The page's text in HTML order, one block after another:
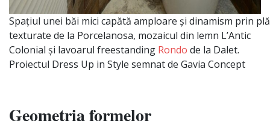
Spațiul unei băi mici capătă amploare și dinamism prin
texturate de la Porcelanosa, mozaicul din lemn L’Antic
Colonial și lavoarul freestanding Rondo de la Dalet.
Proiectul Dress Up in Style semnat de Gavia Concept
Geometria formelor